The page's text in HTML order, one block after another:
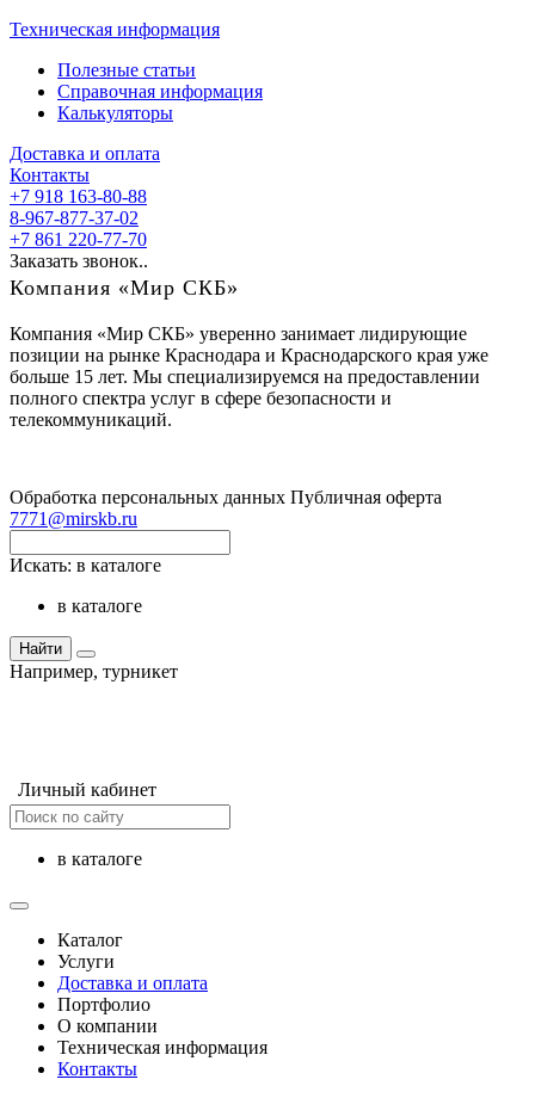
Техническая информация
Полезные статьи
Справочная информация
Калькуляторы
Доставка и оплата
Контакты
+7 918 163-80-88
8-967-877-37-02
+7 861 220-77-70
Заказать звонок..
Компания «Мир СКБ»
Компания «Мир СКБ» уверенно занимает лидирующие
позиции на рынке Краснодара и Краснодарского края уже
больше 15 лет. Мы специализируемся на предоставлении
полного спектра услуг в сфере безопасности и
телекоммуникаций.
Обработка персональных данных Публичная оферта
7771@mirskb.ru
Искать: в каталоге
в каталоге
Найти
Например, турникет
Личный кабинет
в каталоге
Каталог
Услуги
Доставка и оплата
Портфолио
О компании
Техническая информация
Контакты